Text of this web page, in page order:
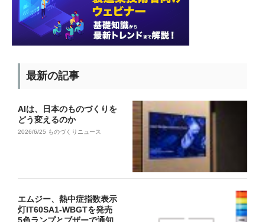
最新の記事
AIは、日本のものづくりを
どう変えるのか
2026/6/25 ものづくりニュース
エムジー、熱中症指数表示
灯IT60SA1-WBGTを発売